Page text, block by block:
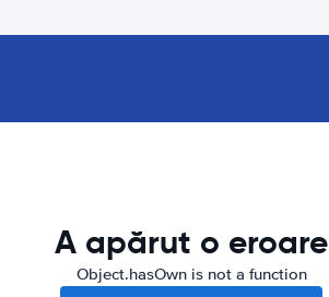
A apărut o eroare
Object.hasOwn is not a function